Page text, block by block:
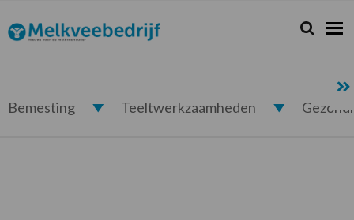
de
hoofdnavigatie
de
hoofd
de
eerste
de
voettekst
Melkveebedrijf.nl Zoeken...
Zoek
Bemesting Teeltwerkzaamheden